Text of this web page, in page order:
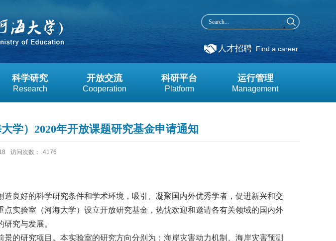
人才招聘 Find a career
科学研究
Research
开放交流
Cooperation
科研平台
Platform
运行管理
Management
学）2020年开放课题研究基金申请通知
访问次数： 4176
良好的科学研究条件和学术环境，吸引、凝聚国内外优秀学者，促进新兴和交
实验室（河海大学）设立开放研究基金，热忱欢迎和邀请各有关领域的国内外
究与发展。
的研究项目。本实验室的研究方向分别为：海岸灾害动力机制、海岸灾害预测